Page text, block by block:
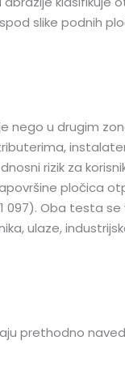
slike podnih
u drugim
rizik za
pločica
097). Oba testa
ulaze,
prethodno